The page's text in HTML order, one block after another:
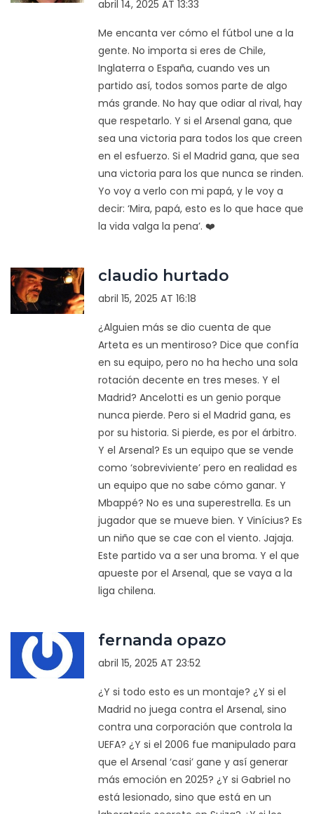
abril 14, 2025 AT 13:33
Me encanta ver cómo el fútbol une a la
gente. No importa si eres de Chile,
Inglaterra o España, cuando ves un
partido así, todos somos parte de algo
más grande. No hay que odiar al rival, hay
que respetarlo. Y si el Arsenal gana, que
sea una victoria para todos los que creen
en el esfuerzo. Si el Madrid gana, que sea
una victoria para los que nunca se rinden.
Yo voy a verlo con mi papá, y le voy a
decir: ‘Mira, papá, esto es lo que hace que
la vida valga la pena’. ❤️
claudio hurtado
abril 15, 2025 AT 16:18
¿Alguien más se dio cuenta de que
Arteta es un mentiroso? Dice que confía
en su equipo, pero no ha hecho una sola
rotación decente en tres meses. Y el
Madrid? Ancelotti es un genio porque
nunca pierde. Pero si el Madrid gana, es
por su historia. Si pierde, es por el árbitro.
Y el Arsenal? Es un equipo que se vende
como ‘sobreviviente’ pero en realidad es
un equipo que no sabe cómo ganar. Y
Mbappé? No es una superestrella. Es un
jugador que se mueve bien. Y Vinícius? Es
un niño que se cae con el viento. Jajaja.
Este partido va a ser una broma. Y el que
apueste por el Arsenal, que se vaya a la
liga chilena.
fernanda opazo
abril 15, 2025 AT 23:52
¿Y si todo esto es un montaje? ¿Y si el
Madrid no juega contra el Arsenal, sino
contra una corporación que controla la
UEFA? ¿Y si el 2006 fue manipulado para
que el Arsenal ‘casi’ gane y así generar
más emoción en 2025? ¿Y si Gabriel no
está lesionado, sino que está en un